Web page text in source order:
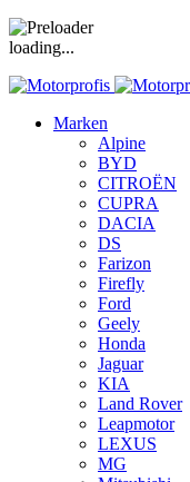
loading...
Marken
Alpine
BYD
CITROËN
CUPRA
DACIA
DS
Farizon
Firefly
Ford
Geely
Honda
Jaguar
KIA
Land Rover
Leapmotor
LEXUS
MG